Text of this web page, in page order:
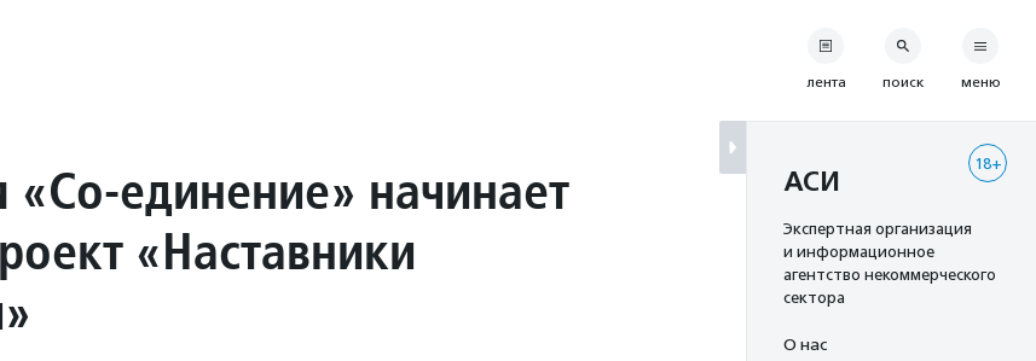
единение» начинает
«Наставники
лента поиск меню
18+
АСИ
Экспертная организация
и информационное
агентство некоммерческого
сектора
О нас